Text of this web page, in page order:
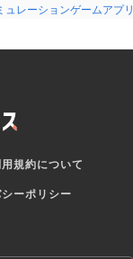
ュレーションゲームアプ
規約について
ーポリシー